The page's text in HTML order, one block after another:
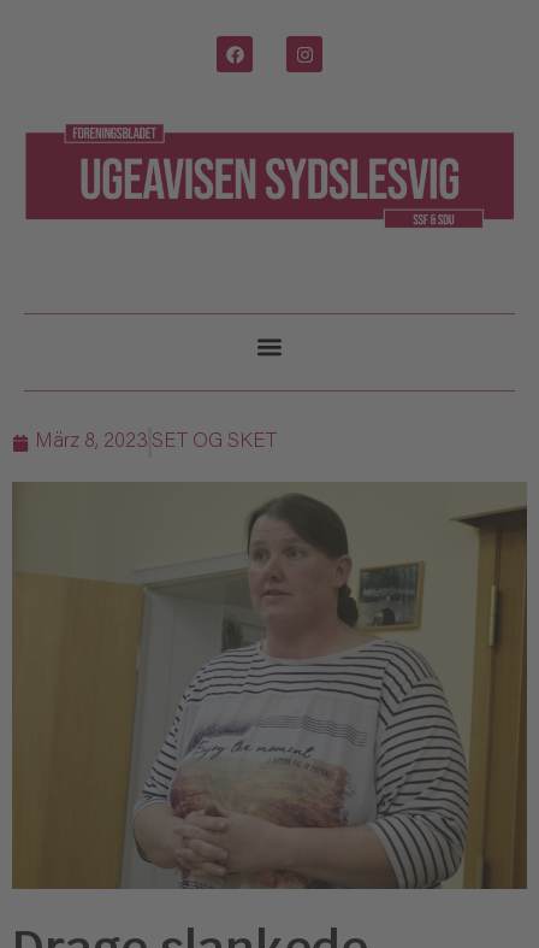
März 8, 2023 SET OG SKET